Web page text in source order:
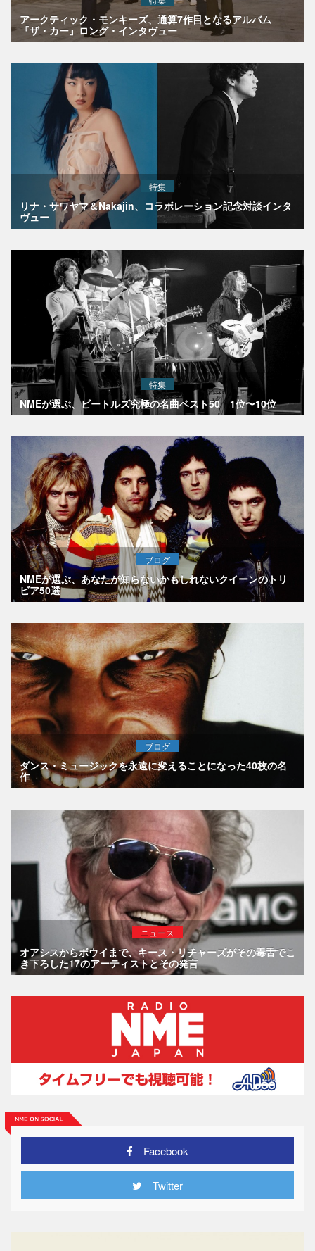
アークティック・モンキーズ、通算7作目となるアルバム
『ザ・カー』ロング・インタヴュー
特集
リナ・サワヤマ＆Nakajin、コラボレーション記念対談インタ
ヴュー
特集
NMEが選ぶ、ビートルズ究極の名曲ベスト50 1位〜10位
ブログ
NMEが選ぶ、あなたが知らないかもしれないクイーンのトリ
ビア50選
ブログ
ダンス・ミュージックを永遠に変えることになった40枚の名
作
ニュース
オアシスからボウイまで、キース・リチャーズがその毒舌でこ
き下ろした17のアーティストとその発言
Facebook
Twitter